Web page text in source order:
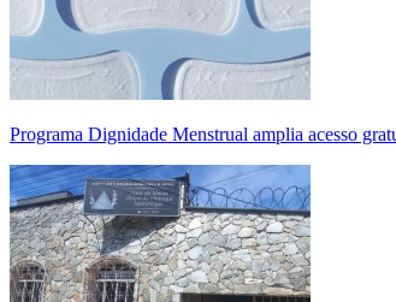
Programa Dignidade Menstrual amplia acesso